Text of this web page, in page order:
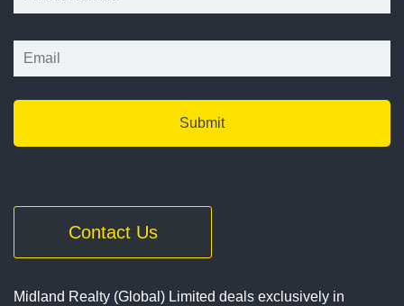
Contact Us
Midland Realty (Global) Limited deals exclusively in